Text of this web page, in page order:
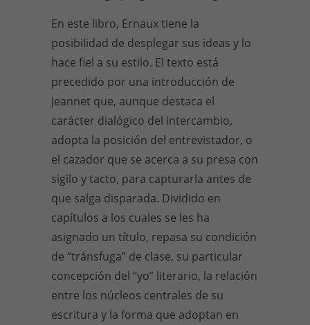
En este libro, Ernaux tiene la
posibilidad de desplegar sus ideas y lo
hace fiel a su estilo. El texto está
precedido por una introducción de
Jeannet que, aunque destaca el
carácter dialógico del intercambio,
adopta la posición del entrevistador, o
el cazador que se acerca a su presa con
sigilo y tacto, para capturarla antes de
que salga disparada. Dividido en
capítulos a los cuales se les ha
asignado un título, repasa su condición
de “tránsfuga” de clase, su particular
concepción del “yo” literario, la relación
entre los núcleos centrales de su
escritura y la forma que adoptan en